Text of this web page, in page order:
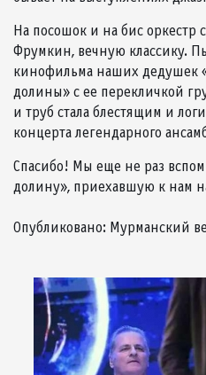
На посошок и на бис оркестр
Фрумкин, вечную классику.
кинофильма наших дедушек
долины» с ее перекличкой
и труб стала блестящим и
концерта легендарного
Спасибо! Мы еще не раз
долину», приехавшую к нам
Опубликовано: Мурманский